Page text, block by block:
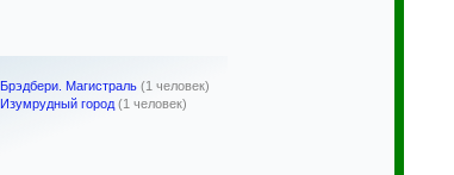
Брэдбери. Магистраль (1 человек)
Изумрудный город (1 человек)